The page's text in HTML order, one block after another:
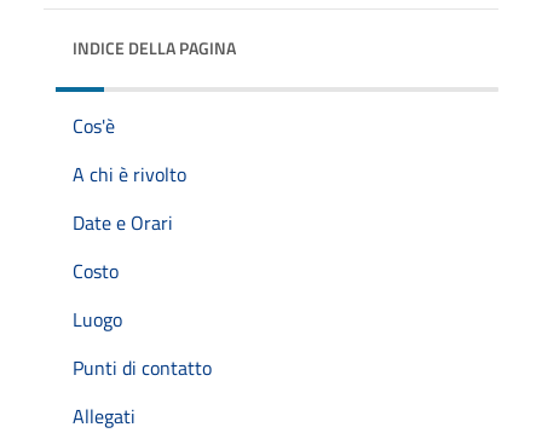
INDICE DELLA PAGINA
Cos'è
A chi è rivolto
Date e Orari
Costo
Luogo
Punti di contatto
Allegati